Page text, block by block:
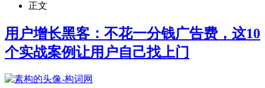
正文
用户增长黑客：不花一分钱广告费，这10
个实战案例让用户自己找上门